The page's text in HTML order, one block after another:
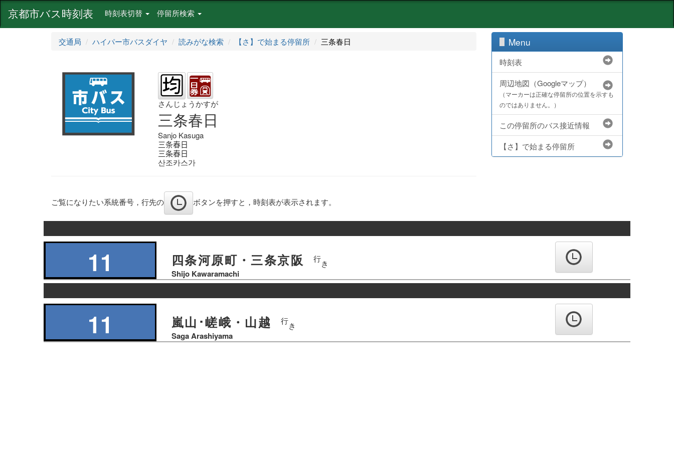
京都市バス時刻表 時刻表切替 停留所検索
交通局 ハイパー市バスダイヤ 読みがな検索 【さ】で始まる停留所 三条春日
さんじょうかすが
三条春日
Sanjo Kasuga
三条春日
三条春日
산조카스가
ご覧になりたい系統番号，行先の ボタンを押すと，時刻表が表示されます。
Menu
時刻表
周辺地図（Googleマップ）
（マーカーは正確な停留所の位置を示すも
のではありません。）
この停留所のバス接近情報
【さ】で始まる停留所
の
11 四条河原町・三条京阪 行き
Shijo Kawaramachi
の
11 嵐山･嵯峨・山越 行き
Saga Arashiyama